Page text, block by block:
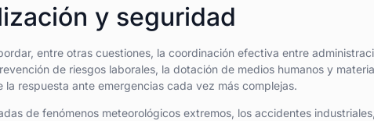
y seguridad
entre otras cuestiones, la coordinación efectiva entre
de riesgos laborales, la dotación de medios humanos y
respuesta ante emergencias cada vez más complejas.
de fenómenos meteorológicos extremos, los accidentes